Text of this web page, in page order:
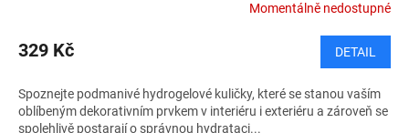
Momentálně nedostupné
329 Kč DETAIL
Spoznejte podmanivé hydrogelové kuličky, které se stanou vaším
oblíbeným dekorativním prvkem v interiéru i exteriéru a zároveň se
spolehlivě postarají o správnou hydrataci...